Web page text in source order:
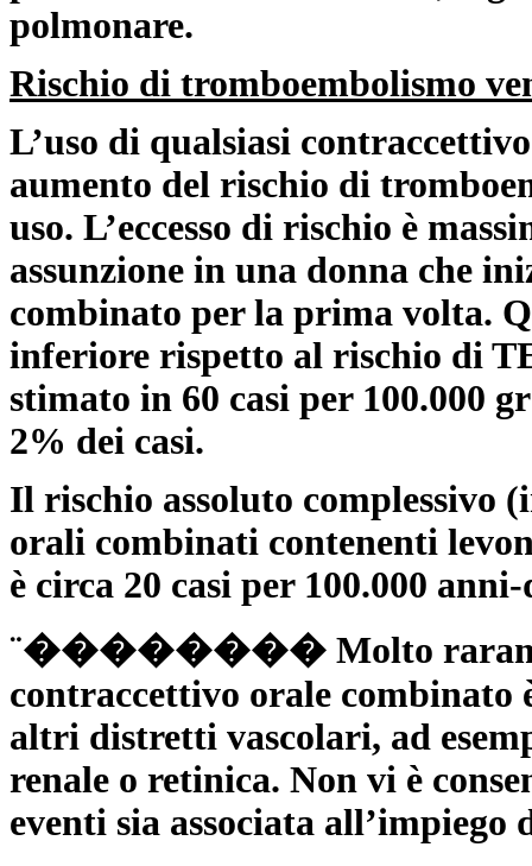
polmonare.
Rischio di tromboembolismo
L’uso di qualsiasi
aumento del rischio di
uso. L’eccesso di rischio è
assunzione in una donna che
combinato per la prima volta.
inferiore rispetto al rischio di
stimato in 60 casi per 100.000
2% dei casi.
Il rischio assoluto complessivo
orali combinati contenenti
è circa 20 casi per 100.000
¨�������� Molto
contraccettivo orale
altri distretti vascolari, ad
renale o retinica. Non vi è
eventi sia associata